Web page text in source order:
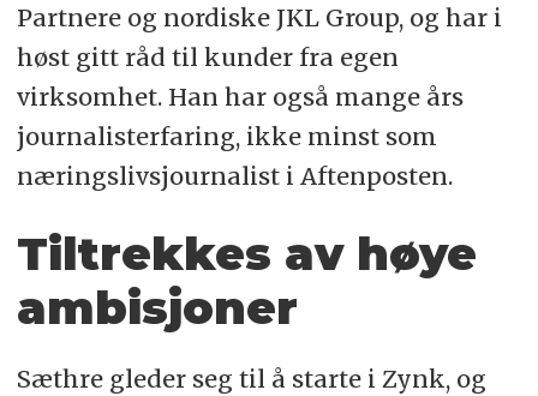
Partnere og nordiske JKL Group, og har i
høst gitt råd til kunder fra egen
virksomhet. Han har også mange års
journalisterfaring, ikke minst som
næringslivsjournalist i Aftenposten.
Tiltrekkes av høye
ambisjoner
Sæthre gleder seg til å starte i Zynk, og